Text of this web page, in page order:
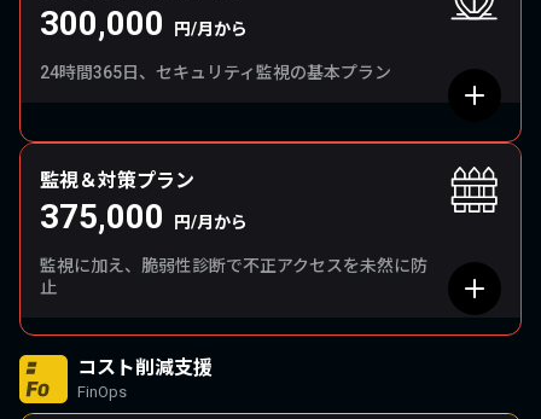
300,000 円/月から
24時間365日、セキュリティ監視の基本プラン
監視＆対策プラン
375,000 円/月から
監視に加え、脆弱性診断で不正アクセスを未然に防
止
コスト削減支援
FinOps